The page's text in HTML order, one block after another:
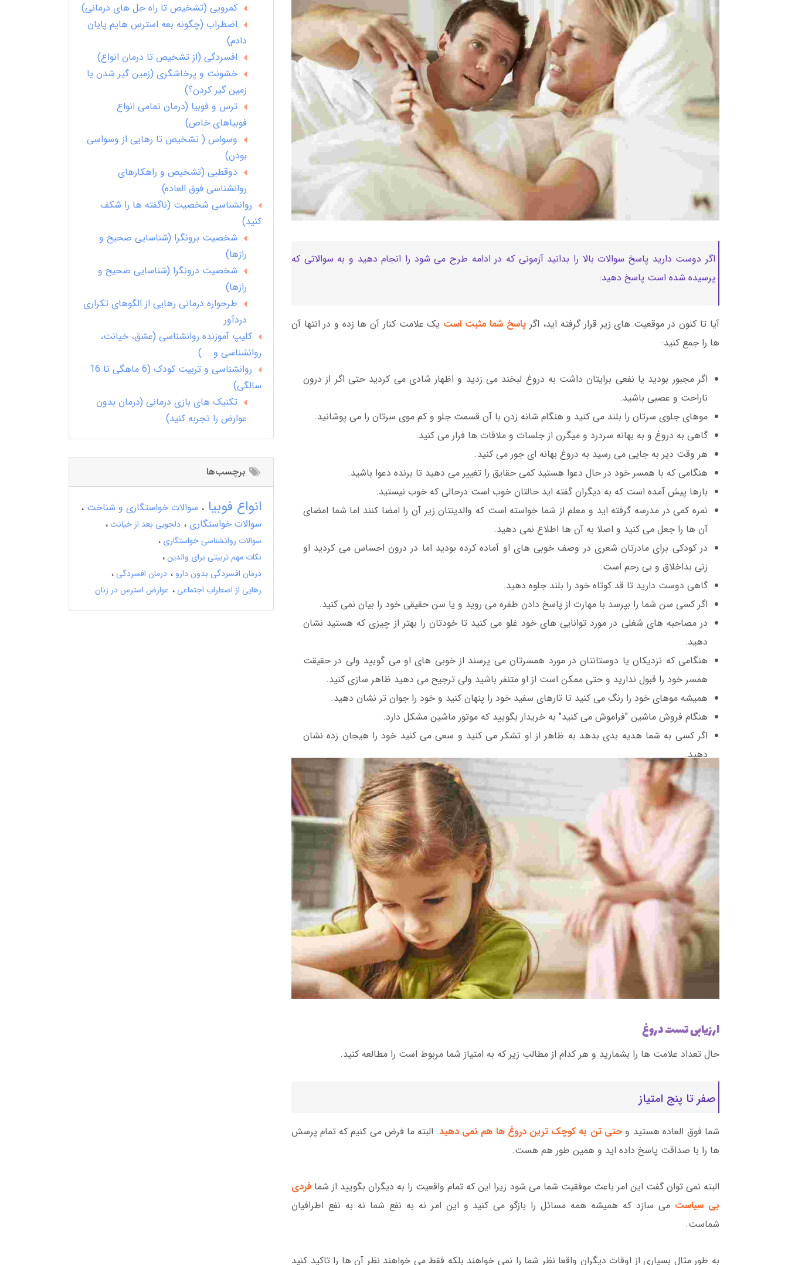
اگر دوست دارید پاسخ سوالات بالا را بدانید آزمونی که در ادامه طرح می شود را انجام دهید و به سوالاتی که
پرسیده شده است پاسخ دهید:
آیا تا کنون در موقعیت های زیر قرار گرفته اید، اگر پاسخ شما مثبت است یک علامت کنار آن ها زده و در انتها آن
ها را جمع کنید:
اگر مجبور بودید یا نفعی برایتان داشت به دروغ لبخند می زدید و اظهار شادی می کردید حتی اگر از درون
ناراحت و عصبی باشید.
موهای جلوی سرتان را بلند می کنید و هنگام شانه زدن با آن قسمت جلو و کم موی سرتان را می پوشانید.
گاهی به دروغ و به بهانه سردرد و میگرن از جلسات و ملاقات ها فرار می کنید.
هر وقت دیر به جایی می رسید به دروغ بهانه ای جور می کنید.
هنگامی که با همسر خود در حال دعوا هستید کمی حقایق را تغییر می دهید تا برنده دعوا باشید.
بارها پیش آمده است که به دیگران گفته اید حالتان خوب است درحالی که خوب نیستید.
نمره کمی در مدرسه گرفته اید و معلم از شما خواسته است که والدینتان زیر آن را امضا کنند اما شما امضای
آن ها را جعل می کنید و اصلا به آن ها اطلاع نمی دهید.
در کودکی برای مادرتان شعری در وصف خوبی های او آماده کرده بودید اما در درون احساس می کردید او
زنی بداخلاق و بی رحم است.
گاهی دوست دارید تا قد کوتاه خود را بلند جلوه دهید.
اگر کسی سن شما را بپرسد با مهارت از پاسخ دادن طفره می روید و یا سن حقیقی خود را بیان نمی کنید.
در مصاحبه های شغلی در مورد توانایی های خود غلو می کنید تا خودتان را بهتر از چیزی که هستید نشان
دهید.
هنگامی که نزدیکان یا دوستانتان در مورد همسرتان می پرسند از خوبی های او می گویید ولی در حقیقت
همسر خود را قبول ندارید و حتی ممکن است از او متنفر باشید ولی ترجیح می دهید ظاهر سازی کنید.
همیشه موهای خود را رنگ می کنید تا تارهای سفید خود را پنهان کنید و خود را جوان تر نشان دهید.
هنگام فروش ماشین "فراموش می کنید" به خریدار بگویید که موتور ماشین مشکل دارد.
اگر کسی به شما هدیه بدی بدهد به ظاهر از او تشکر می کنید و سعی می کنید خود را هیجان زده نشان
دهید.
هنگامی که خانه دیگران می روید حتی اگر از دست پخت آن ها لذت نبرید به دروغ می گویید که بسیار
خوشمزه بوده.
هنگامی که در اینترنت با دیگران صحبت می کنید در مورد مشخصات خود دروغ می گویید.
وقتی دوستان یا نزدیکانتان لباس جدیدی می خرد حتی اگر از آن خوشتان نیاید به دروغ از آن تعریف می
کنید.
در گذشته به کودکان گفته اید که ننه سرما واقعی است.
همیشه ارایش می کنید و از ناخن و مژه مصنوعی استفاده می کنید و ترجیح می دهید با چهره طبیعی
خودتان دیده نشوید.
هنگامی که خانه خود را می فروشید فراموش می کنید به خریدار در مورد همسایه های بد و صدای اتوبات
توضیح دهید.
ارزیابی تست دروغ
حال تعداد علامت ها را بشمارید و هر کدام از مطالب زیر که به امتیاز شما مربوط است را مطالعه کنید.
صفر تا پنج امتیاز
شما فوق العاده هستید و حتی تن به کوچک ترین دروغ ها هم نمی دهید. البته ما فرض می کنیم که تمام پرسش
ها را با صداقت پاسخ داده اید و همین طور هم هست.
البته نمی توان گفت این امر باعث موفقیت شما می شود زیرا این که تمام واقعیت را به دیگران بگویید از شما فردی
بی سیاست می سازد که همیشه همه مسائل را بازگو می کنید و این امر نه به نفع شما نه به نفع اطرافیان
شماست.
به طور مثال بسیاری از اوقات دیگران واقعا نظر شما را نمی خواهند بلکه فقط می خواهند نظر آن ها را تاکید کنید
کمرویی (تشخیص تا راه حل های درمانی)
اضطراب (چگونه بعه استرس هایم پایان
دادم)
افسردگی (از تشخیص تا درمان انواع)
خشونت و پرخاشگری (زمین گیر شدن یا
زمین گیر کردن؟)
ترس و فوبیا (درمان تمامی انواع
فوبیاهای خاص)
وسواس ( تشخیص تا رهایی از وسواسی
بودن)
دوقطبی (تشخیص و راهکارهای
روانشناسی فوق العاده)
روانشناسی شخصیت (ناگفته ها را شکف
کنید)
شخصیت برونگرا (شناسایی صحیح و
رازها)
شخصیت درونگرا (شناسایی صحیح و
رازها)
طرحواره درمانی رهایی از الگوهای تکراری
دردآور
کلیپ آموزنده روانشناسی (عشق، خیانت،
روانشناسی و ...)
روانشناسی و تربیت کودک (6 ماهگی تا 16
سالگی)
تکنیک های بازی درمانی (درمان بدون
عوارض را تجربه کنید)
برچسب‌ها
انواع فوبیا
سوالات خواستگاری و شناخت
سوالات خواستگاری
دلجویی بعد از خیانت
سوالات روانشناسی خواستگاری
نکات مهم تربیتی برای والدین
درمان افسردگی بدون دارو
درمان افسردگی
رهایی از اضطراب اجتماعی
عوارض استرس در زنان